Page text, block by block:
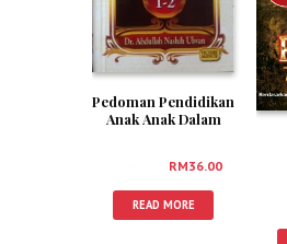
Pedoman Pendidikan
Anak Anak Dalam
RM36.00
READ MORE